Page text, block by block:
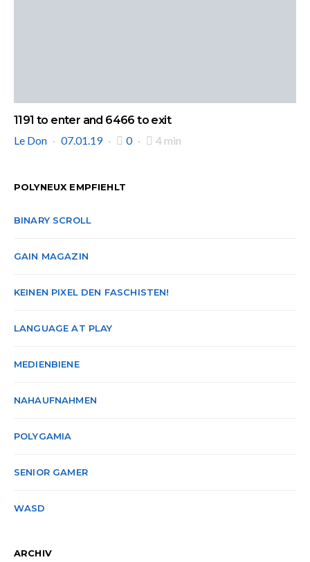
1191 to enter and 6466 to exit
Le Don
07.01.19 0 4 min
POLYNEUX EMPFIEHLT
BINARY SCROLL
GAIN MAGAZIN
KEINEN PIXEL DEN FASCHISTEN!
LANGUAGE AT PLAY
MEDIENBIENE
NAHAUFNAHMEN
POLYGAMIA
SENIOR GAMER
WASD
ARCHIV